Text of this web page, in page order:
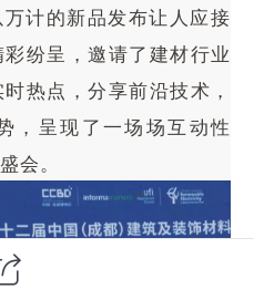
计的新品发布让人应接
纷呈，邀请了建材行业
热点，分享前沿技术，
，呈现了一场场互动性
会。